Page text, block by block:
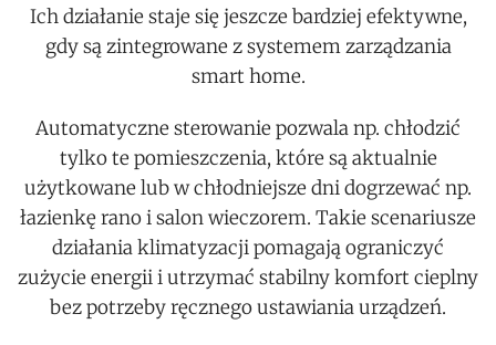
Ich działanie staje się jeszcze bardziej efektywne,
gdy są zintegrowane z systemem zarządzania
smart home.
Automatyczne sterowanie pozwala np. chłodzić
tylko te pomieszczenia, które są aktualnie
użytkowane lub w chłodniejsze dni dogrzewać np.
łazienkę rano i salon wieczorem. Takie scenariusze
działania klimatyzacji pomagają ograniczyć
zużycie energii i utrzymać stabilny komfort cieplny
bez potrzeby ręcznego ustawiania urządzeń.